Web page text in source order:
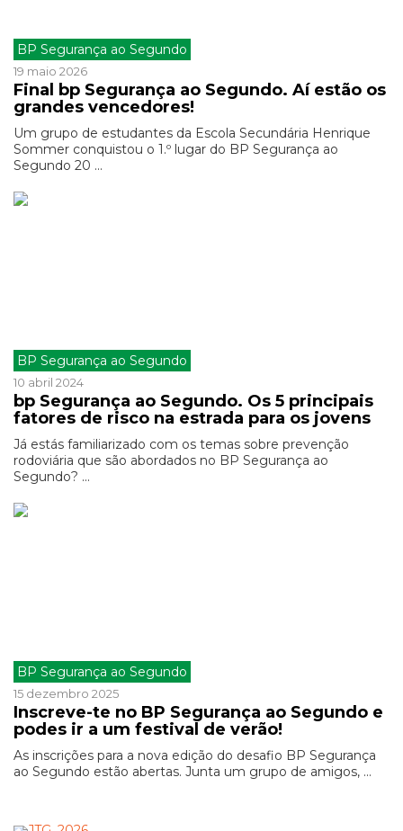
BP Segurança ao Segundo
19 maio 2026
Final bp Segurança ao Segundo. Aí estão os
grandes vencedores!
Um grupo de estudantes da Escola Secundária Henrique
Sommer conquistou o 1.º lugar do BP Segurança ao
Segundo 20 ...
BP Segurança ao Segundo
10 abril 2024
bp Segurança ao Segundo. Os 5 principais
fatores de risco na estrada para os jovens
Já estás familiarizado com os temas sobre prevenção
rodoviária que são abordados no BP Segurança ao
Segundo? ...
BP Segurança ao Segundo
15 dezembro 2025
Inscreve-te no BP Segurança ao Segundo e
podes ir a um festival de verão!
As inscrições para a nova edição do desafio BP Segurança
ao Segundo estão abertas. Junta um grupo de amigos, ...